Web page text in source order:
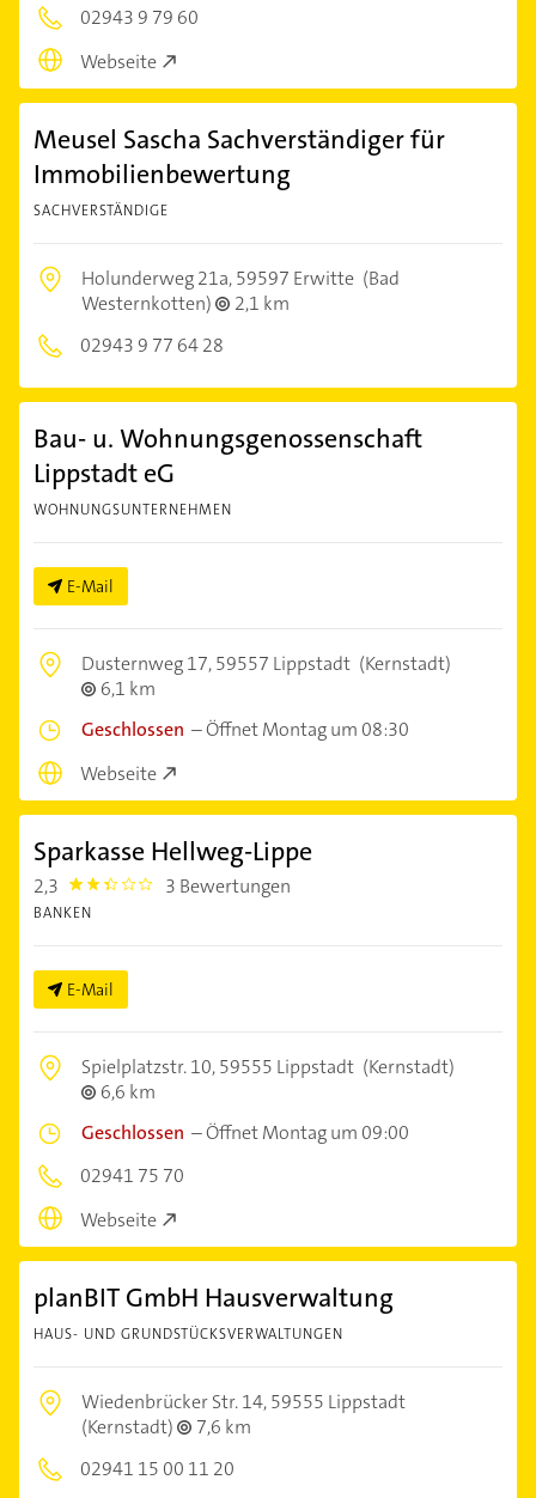
02943 9 79 60
Webseite
Meusel Sascha Sachverständiger für
Immobilienbewertung
SACHVERSTÄNDIGE
Holunderweg 21a,59597 Erwitte (Bad
Westernkotten)
2,1 km
02943 9 77 64 28
Bau- u. Wohnungsgenossenschaft
Lippstadt eG
WOHNUNGSUNTERNEHMEN
E-Mail
Dusternweg 17,59557 Lippstadt (Kernstadt)
6,1 km
Geschlossen –Öffnet Montag um 08:30
Webseite
Sparkasse Hellweg-Lippe
2,3 2.3 3 Bewertungen
BANKEN
E-Mail
Spielplatzstr. 10,59555 Lippstadt (Kernstadt)
6,6 km
Geschlossen –Öffnet Montag um 09:00
02941 75 70
Webseite
planBIT GmbH Hausverwaltung
HAUS- UND GRUNDSTÜCKSVERWALTUNGEN
Wiedenbrücker Str. 14,59555 Lippstadt
(Kernstadt)
7,6 km
02941 15 00 11 20